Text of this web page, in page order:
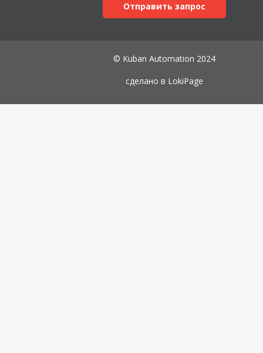
Отправить запрос
© Kuban Automation 2024
сделано в LokiPage